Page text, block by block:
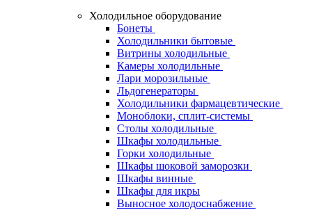
Холодильное оборудование
Бонеты
Холодильники бытовые
Витрины холодильные
Камеры холодильные
Лари морозильные
Льдогенераторы
Холодильники фармацевтические
Моноблоки, сплит-системы
Столы холодильные
Шкафы холодильные
Горки холодильные
Шкафы шоковой заморозки
Шкафы винные
Шкафы для икры
Выносное холодоснабжение